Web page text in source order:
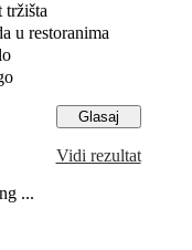
tržišta
u restoranima
Vidi rezultat
...